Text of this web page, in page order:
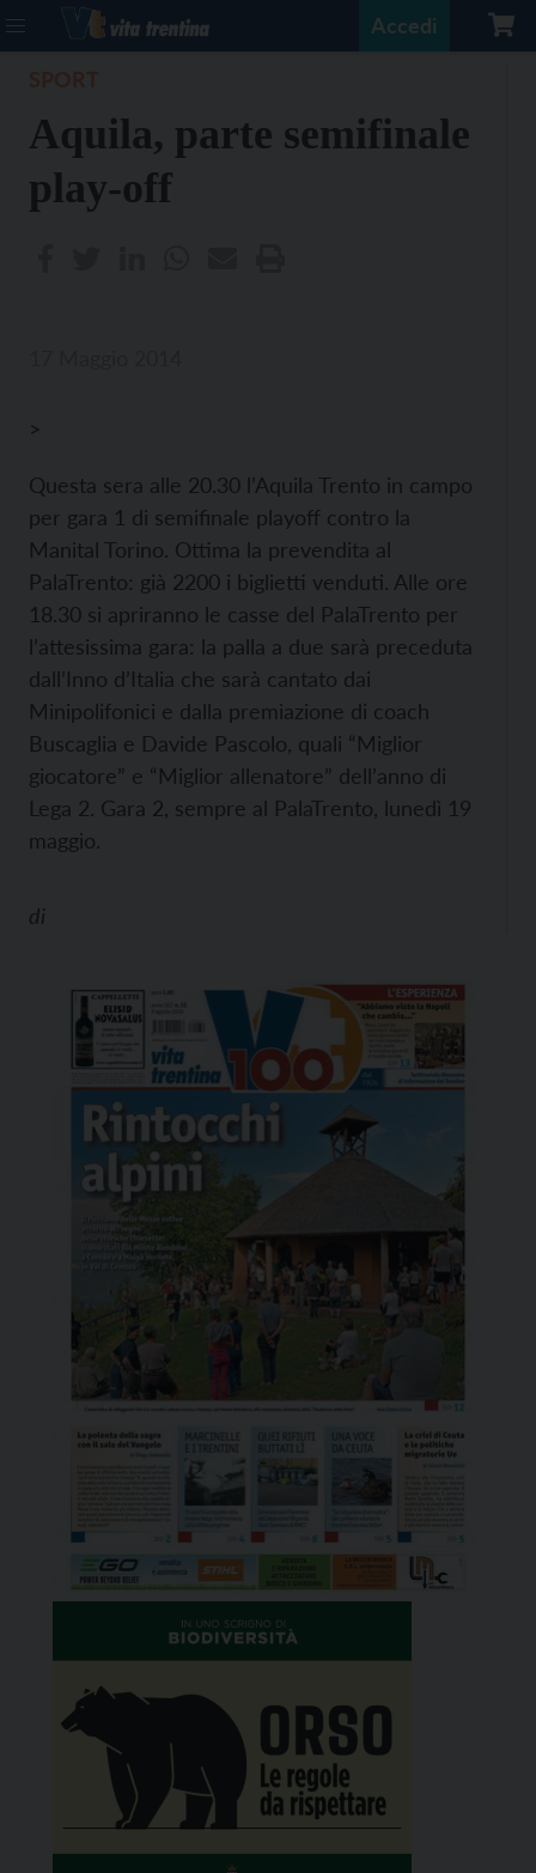
Accedi
Aquila, parte semifinale
play-off
>
Questa sera alle 20.30 l’Aquila Trento in campo
per gara 1 di semifinale playoff contro la
Manital Torino. Ottima la prevendita al
PalaTrento: già 2200 i biglietti venduti. Alle ore
18.30 si apriranno le casse del PalaTrento per
l’attesissima gara: la palla a due sarà preceduta
dall’Inno d’Italia che sarà cantato dai
Minipolifonici e dalla premiazione di coach
Buscaglia e Davide Pascolo, quali “Miglior
giocatore” e “Miglior allenatore” dell’anno di
Lega 2. Gara 2, sempre al PalaTrento, lunedì 19
maggio.
di